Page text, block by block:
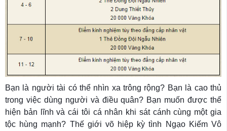
Bạn là người tài có thể nhìn xa trông rộng? Bạn là cao thủ
trong việc dùng người và điều quân? Bạn muốn được thể
hiện bản lĩnh và cái tôi cá nhân khi sát cánh cùng một gia
tộc hùng mạnh? Thế giới võ hiệp kỳ tình Ngạo Kiếm Vô